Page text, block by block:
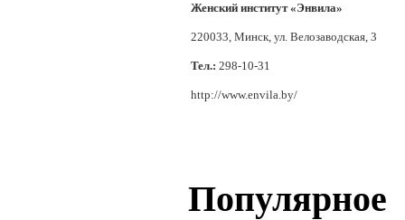
Женский институт «Энвила»
220033, Минск, ул. Велозаводская, 3
Тел.: 298-10-31
http://www.envila.by/
Популярное